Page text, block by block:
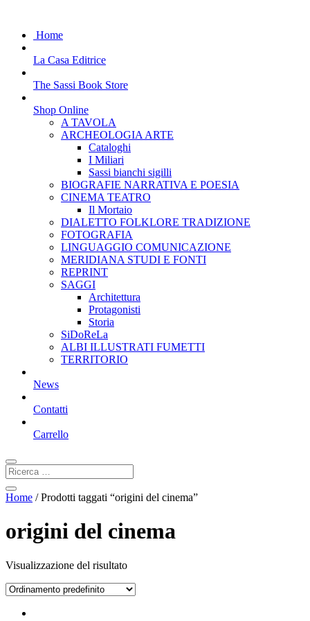
Home
La Casa Editrice
The Sassi Book Store
Shop Online
A TAVOLA
ARCHEOLOGIA ARTE
Cataloghi
I Miliari
Sassi bianchi sigilli
BIOGRAFIE NARRATIVA E POESIA
CINEMA TEATRO
Il Mortaio
DIALETTO FOLKLORE TRADIZIONE
FOTOGRAFIA
LINGUAGGIO COMUNICAZIONE
MERIDIANA STUDI E FONTI
REPRINT
SAGGI
Architettura
Protagonisti
Storia
SiDoReLa
ALBI ILLUSTRATI FUMETTI
TERRITORIO
News
Contatti
Carrello
Home / Prodotti taggati “origini del cinema”
origini del cinema
Visualizzazione del risultato